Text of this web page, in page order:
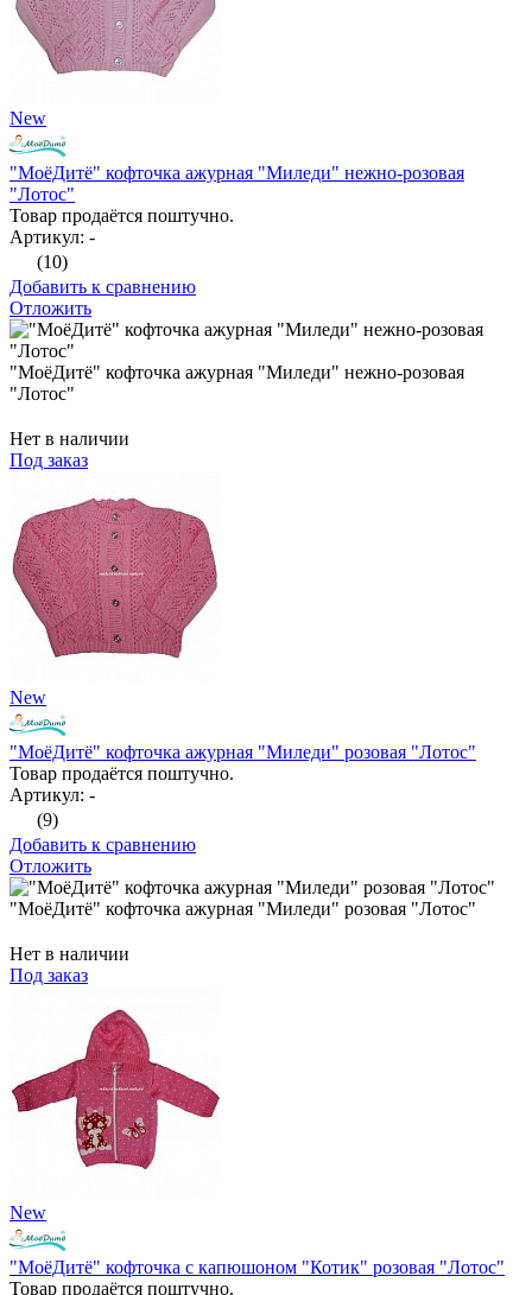
New
"МоёДитё" кофточка ажурная "Миледи" нежно-розовая
"Лотос"
Товар продаётся поштучно.
Артикул: -
(10)
Добавить к сравнению
Отложить
"МоёДитё" кофточка ажурная "Миледи" нежно-розовая
"Лотос"
Нет в наличии
Под заказ
New
"МоёДитё" кофточка ажурная "Миледи" розовая "Лотос"
Товар продаётся поштучно.
Артикул: -
(9)
Добавить к сравнению
Отложить
"МоёДитё" кофточка ажурная "Миледи" розовая "Лотос"
Нет в наличии
Под заказ
New
"МоёДитё" кофточка с капюшоном "Котик" розовая "Лотос"
Товар продаётся поштучно.